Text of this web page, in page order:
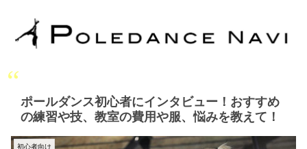
ポールダンス初心者にインタビュー！おすすめ
の練習や技、教室の費用や服、悩みを教えて！
初心者向け